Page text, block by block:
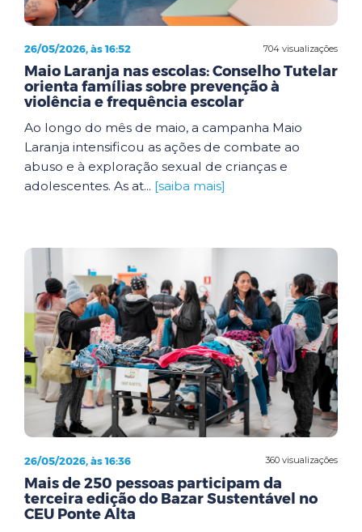
704 visualizações
26/05/2026, às 16:52
Maio Laranja nas escolas: Conselho Tutelar
orienta famílias sobre prevenção à
violência e frequência escolar
Ao longo do mês de maio, a campanha Maio
Laranja intensificou as ações de combate ao
abuso e à exploração sexual de crianças e
adolescentes. As at... [saiba mais]
360 visualizações
26/05/2026, às 16:36
Mais de 250 pessoas participam da
terceira edição do Bazar Sustentável no
CEU Ponte Alta